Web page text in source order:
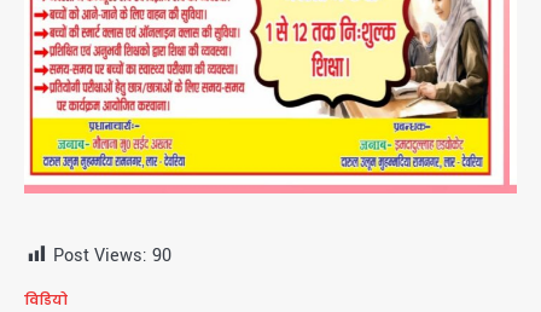
Post Views: 90
विडियो